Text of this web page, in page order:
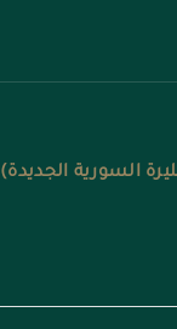
السورية الجديدة)